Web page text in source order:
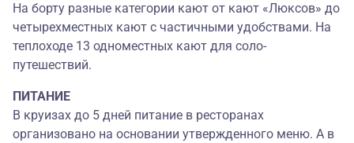
На борту разные категории кают от кают «Люксов» до
четырехместных кают с частичными удобствами. На
теплоходе 13 одноместных кают для соло-
путешествий.
ПИТАНИЕ
В круизах до 5 дней питание в ресторанах
организовано на основании утвержденного меню. А в